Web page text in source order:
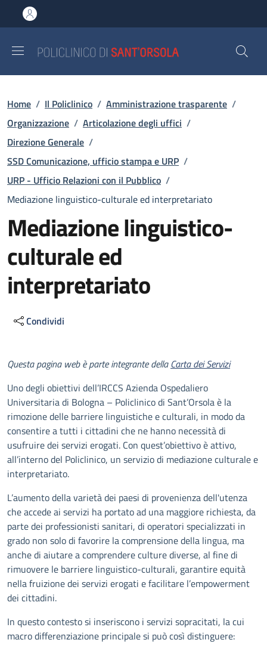
al contenuto principale
to footer content
Briciole di pane
Home / Il Policlinico / Amministrazione trasparente /
Organizzazione / Articolazione degli uffici /
Direzione Generale /
SSD Comunicazione, ufficio stampa e URP /
URP - Ufficio Relazioni con il Pubblico /
Mediazione linguistico-culturale ed interpretariato
Mediazione linguistico-
culturale ed
interpretariato
Condividi
Descrizione
Questa pagina web è parte integrante dellaCarta dei Servizi
Uno degli obiettivi dell’IRCCS Azienda Ospedaliero
Universitaria di Bologna – Policlinico di Sant’Orsola è la
rimozione delle barriere linguistiche e culturali, in modo da
consentire a tutti i cittadini che ne hanno necessità di
usufruire dei servizi erogati. Con quest’obiettivo è attivo,
all’interno del Policlinico, un servizio di mediazione culturale e
interpretariato.
L’aumento della varietà dei paesi di provenienza dell'utenza
che accede ai servizi ha portato ad una maggiore richiesta, da
parte dei professionisti sanitari, di operatori specializzati in
grado non solo di favorire la comprensione della lingua, ma
anche di aiutare a comprendere culture diverse, al fine di
rimuovere le barriere linguistico-culturali, garantire equità
nella fruizione dei servizi erogati e facilitare l’empowerment
dei cittadini.
In questo contesto si inseriscono i servizi sopracitati, la cui
macro differenziazione principale si può così distinguere: